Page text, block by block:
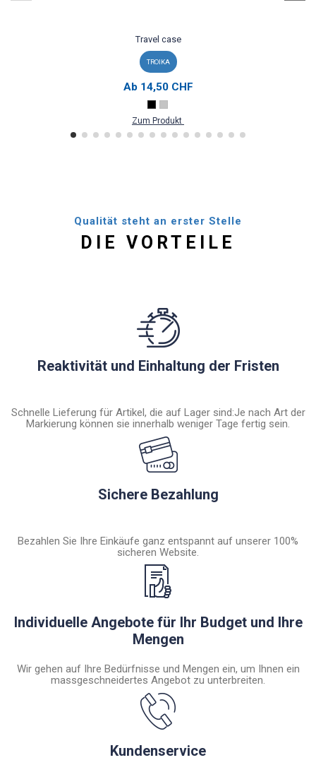
Travel case
TROIKA
Ab14,50 CHF
Zum Produkt
Qualität steht an erster Stelle
DIE VORTEILE
Reaktivität und Einhaltung der Fristen
Schnelle Lieferung für Artikel, die auf Lager sind:Je nach Art der
Markierung können sie innerhalb weniger Tage fertig sein.
Sichere Bezahlung
Bezahlen Sie Ihre Einkäufe ganz entspannt auf unserer 100%
sicheren Website.
Individuelle Angebote für Ihr Budget und Ihre
Mengen
Wir gehen auf Ihre Bedürfnisse und Mengen ein, um Ihnen ein
massgeschneidertes Angebot zu unterbreiten.
Kundenservice